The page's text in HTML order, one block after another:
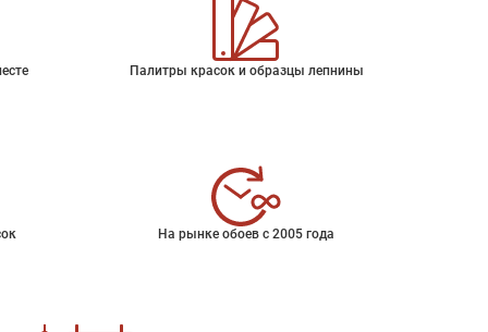
Палитры красок и образцы лепнины
На рынке обоев с 2005 года